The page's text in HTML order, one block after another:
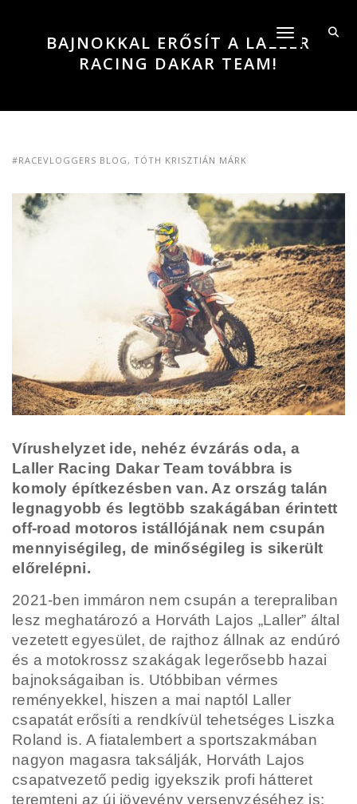
Toggle
BAJNOKKAL ERŐSÍT A LALLER
RACING DAKAR TEAM!
#RACEVLOGGERS BLOG, TÓTH KRISZTIÁN MÁRK
Vírushelyzet ide, nehéz évzárás oda, a
Laller Racing Dakar Team továbbra is
komoly építkezésben van. Az ország talán
legnagyobb és legtöbb szakágában érintett
off-road motoros istállójának nem csupán
mennyiségileg, de minőségileg is sikerült
előrelépni.
2021-ben immáron nem csupán a terepraliban
lesz meghatározó a Horváth Lajos „Laller” által
vezetett egyesület, de rajthoz állnak az endúró
és a motokrossz szakágak legerősebb hazai
bajnokságaiban is. Utóbbiban vérmes
reményekkel, hiszen a mai naptól Laller
csapatát erősíti a rendkívül tehetséges Liszka
Roland is. A fiatalembert a sportszakmában
nagyon magasra taksálják, Horváth Lajos
csapatvezető pedig igyekszik profi hátteret
teremteni az új jövevény versenyzéséhez is: